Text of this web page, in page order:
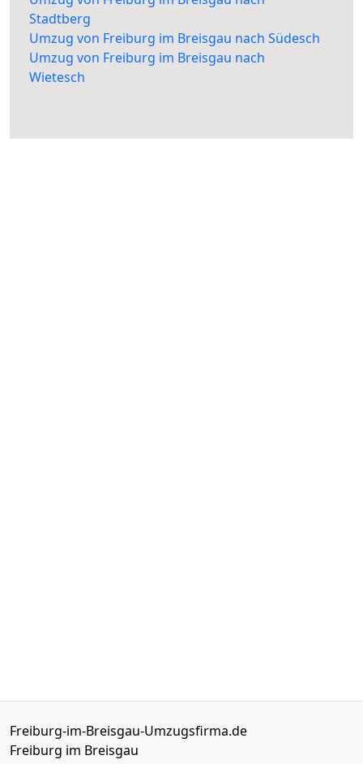
Stadtberg
Umzug von Freiburg im Breisgau nach Südesch
Umzug von Freiburg im Breisgau nach
Wietesch
Freiburg-im-Breisgau-Umzugsfirma.de
Freiburg im Breisgau